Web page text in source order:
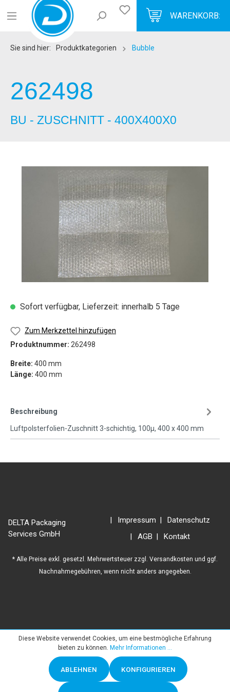
WARENKORB:
Sie sind hier: Produktkategorien Bubble
262498
BU - ZUSCHNITT - 400X400X0
Sofort verfügbar, Lieferzeit: innerhalb 5 Tage
Zum Merkzettel hinzufügen
Produktnummer: 262498
Breite: 400 mm
Länge: 400 mm
Beschreibung
Luftpolsterfolien-Zuschnitt 3-schichtig, 100µ, 400 x 400 mm
DELTA Packaging
Services GmbH
Impressum
Datenschutz
AGB
Kontakt
* Alle Preise exkl. gesetzl. Mehrwertsteuer zzgl. Versandkosten und ggf.
Nachnahmegebühren, wenn nicht anders angegeben.
Diese Website verwendet Cookies, um eine bestmögliche Erfahrung
bieten zu können. Mehr Informationen ...
ABLEHNEN KONFIGURIEREN